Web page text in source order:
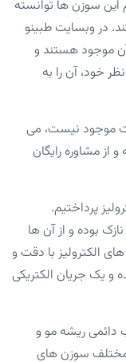
سوزن ها توانسته
در وبسایت طبینو
موجود هستند و
خود، آن را به
موجود نیست، می
مشاوره رایگان
پرداختیم.
بوده و از آن ها
الکترولیز با دقت و
و یک جریان الکتریکی
دائمی ریشه مو و
مختلف سوزن های